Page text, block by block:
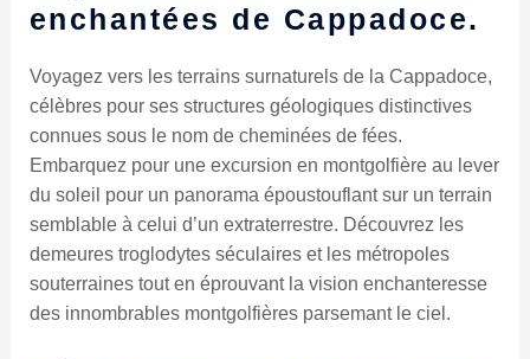
enchantées de Cappadoce.
Voyagez vers les terrains surnaturels de la Cappadoce,
célèbres pour ses structures géologiques distinctives
connues sous le nom de cheminées de fées.
Embarquez pour une excursion en montgolfière au lever
du soleil pour un panorama époustouflant sur un terrain
semblable à celui d’un extraterrestre. Découvrez les
demeures troglodytes séculaires et les métropoles
souterraines tout en éprouvant la vision enchanteresse
des innombrables montgolfières parsemant le ciel.